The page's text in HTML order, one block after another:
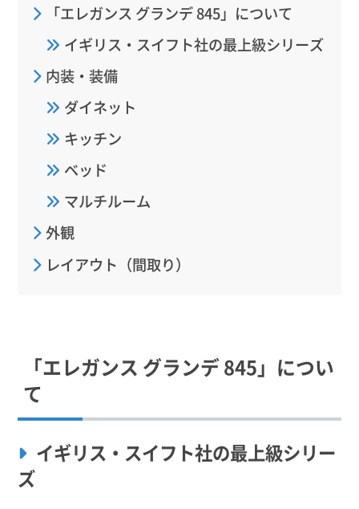
「エレガンス グランデ 845」について
イギリス・スイフト社の最上級シリーズ
内装・装備
ダイネット
キッチン
ベッド
マルチルーム
外観
レイアウト（間取り）
「エレガンス グランデ 845」につい
て
イギリス・スイフト社の最上級シリー
ズ